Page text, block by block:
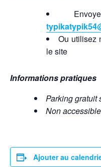
Ou utilisez
le site
Informations pratiques
Parking gratuit
Non
Ajouter au